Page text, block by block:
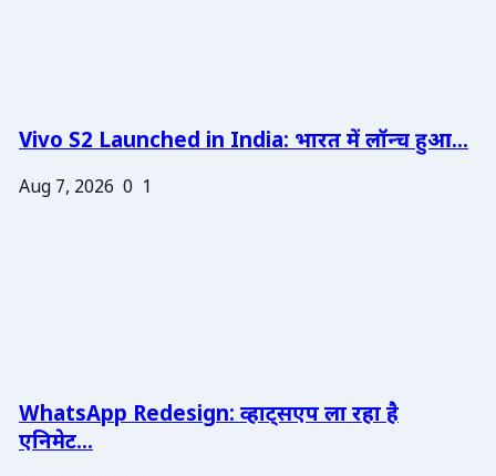
Vivo S2 Launched in India: भारत में लॉन्च हुआ...
Aug 7, 2026 0 1
WhatsApp Redesign: व्हाट्सएप ला रहा है
एनिमेट...